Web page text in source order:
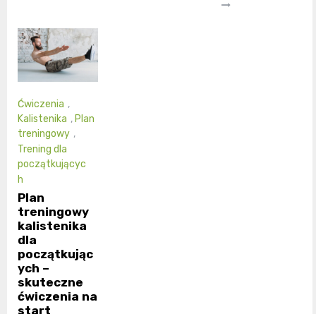
Ćwiczenia ,
Kalistenika , Plan
treningowy ,
Trening dla
początkującyc
h
Plan
treningowy
kalistenika
dla
początkując
ych –
skuteczne
ćwiczenia na
start